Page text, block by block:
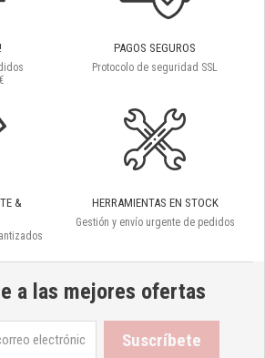
PAGOS SEGUROS
Protocolo de seguridad SSL
&
HERRAMIENTAS EN STOCK
Gestión y envío urgente de pedidos
a las mejores ofertas